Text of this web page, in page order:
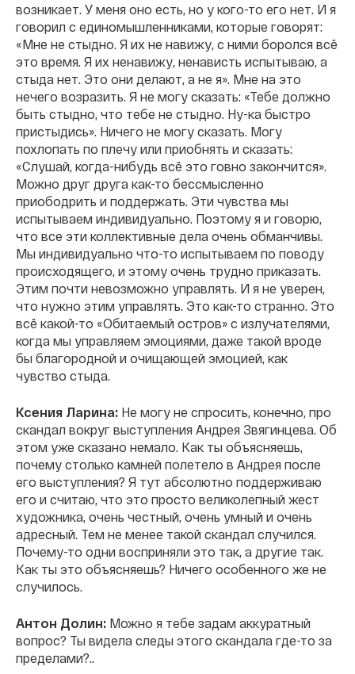
возникает. У меня оно есть, но у кого-то его нет. И я
говорил с единомышленниками, которые говорят:
«Мне не стыдно. Я их не навижу, с ними боролся всё
это время. Я их ненавижу, ненависть испытываю, а
стыда нет. Это они делают, а не я». Мне на это
нечего возразить. Я не могу сказать: «Тебе должно
быть стыдно, что тебе не стыдно. Ну-ка быстро
пристыдись». Ничего не могу сказать. Могу
похлопать по плечу или приобнять и сказать:
«Слушай, когда-нибудь всё это говно закончится».
Можно друг друга как-то бессмысленно
приободрить и поддержать. Эти чувства мы
испытываем индивидуально. Поэтому я и говорю,
что все эти коллективные дела очень обманчивы.
Мы индивидуально что-то испытываем по поводу
происходящего, и этому очень трудно приказать.
Этим почти невозможно управлять. И я не уверен,
что нужно этим управлять. Это как-то странно. Это
всё какой-то «Обитаемый остров» с излучателями,
когда мы управляем эмоциями, даже такой вроде
бы благородной и очищающей эмоцией, как
чувство стыда.
Ксения Ларина: Не могу не спросить, конечно, про
скандал вокруг выступления Андрея Звягинцева. Об
этом уже сказано немало. Как ты объясняешь,
почему столько камней полетело в Андрея после
его выступления? Я тут абсолютно поддерживаю
его и считаю, что это просто великолепный жест
художника, очень честный, очень умный и очень
адресный. Тем не менее такой скандал случился.
Почему-то одни восприняли это так, а другие так.
Как ты это объясняешь? Ничего особенного же не
случилось.
Антон Долин: Можно я тебе задам аккуратный
вопрос? Ты видела следы этого скандала где-то за
пределами?..